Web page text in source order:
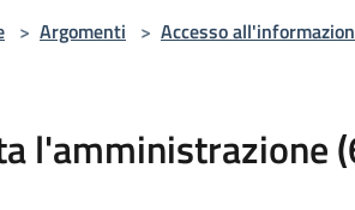
> Argomenti > Accesso
l'amministrazione